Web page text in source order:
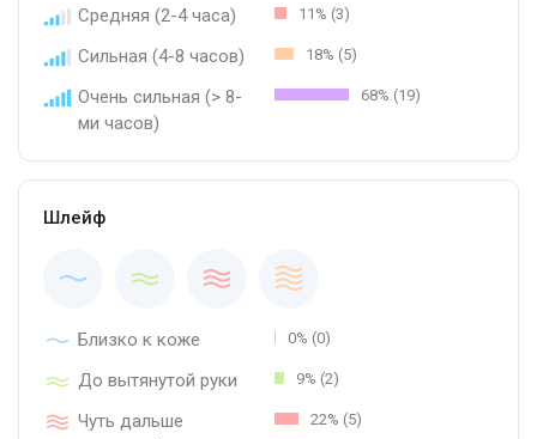
Средняя (2-4 часа) 11% (3)
Сильная (4-8 часов) 18% (5)
Очень сильная (> 8-
ми часов)
68% (19)
Шлейф
Близко к коже 0% (0)
До вытянутой руки 9% (2)
Чуть дальше
22% (5)